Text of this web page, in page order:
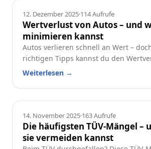
Ratgeber
12. Dezember 2025·114Aufrufe
Wertverlust von Autos – und
minimieren kannst
Autos verlieren schnell an Wert –
richtigen Tipps kannst du den
reduzieren. Erfahre, welche Faktoren
wertstabil hältst.
Weiterlesen →
Ratgeber
14. November 2025·163Aufrufe
Die häufigsten TÜV-Mängel –
sie vermeiden kannst